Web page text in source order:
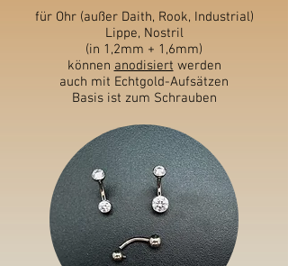
für Ohr (außer Daith, Rook, Industrial)
Lippe, Nostril
(in 1,2mm + 1,6mm)
können anodisiert werden
auch mit Echtgold-Aufsätzen
Basis ist zum Schrauben